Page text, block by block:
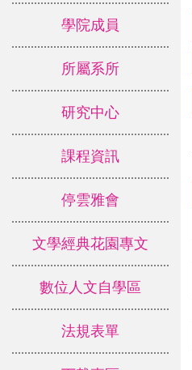
學院成員
所屬系所
研究中心
課程資訊
停雲雅會
文學經典花園專文
數位人文自學區
法規表單